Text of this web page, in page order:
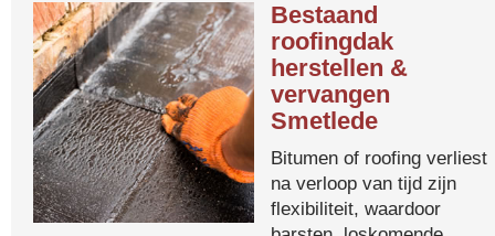
Bestaand
roofingdak
herstellen &
vervangen
Smetlede
Bitumen of roofing verliest
na verloop van tijd zijn
flexibiliteit, waardoor